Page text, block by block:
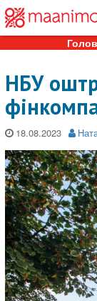
НБУ
18.08.2023